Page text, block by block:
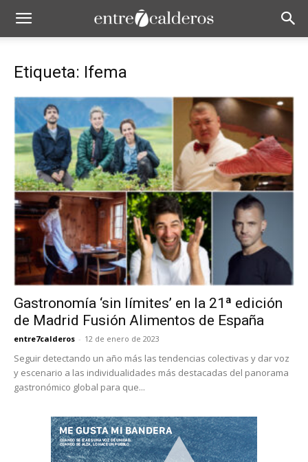
Etiqueta: Ifema
Gastronomía ‘sin límites’ en la 21ª edición
de Madrid Fusión Alimentos de España
entre7calderos - 12 de enero de 2023
Seguir detectando un año más las tendencias colectivas y dar voz
y escenario a las individualidades más destacadas del panorama
gastronómico global para que...